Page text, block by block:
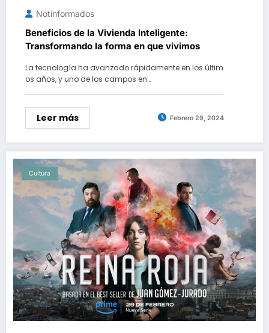
Notinformados
Beneficios de la Vivienda Inteligente:
Transformando la forma en que vivimos
La tecnología ha avanzado rápidamente en los últim
os años, y uno de los campos en…
Leer más Febrero 29, 2024
Cultura